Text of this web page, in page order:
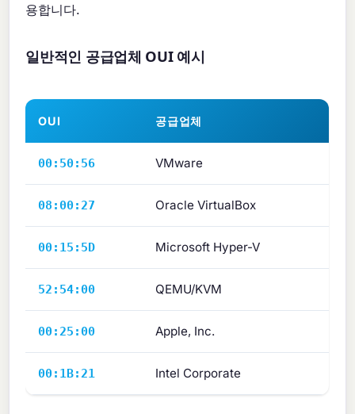
용합니다.
일반적인 공급업체 OUI 예시
OUI 공급업체
00:50:56 VMware
08:00:27 Oracle VirtualBox
00:15:5D Microsoft Hyper-V
52:54:00 QEMU/KVM
00:25:00 Apple, Inc.
00:1B:21 Intel Corporate